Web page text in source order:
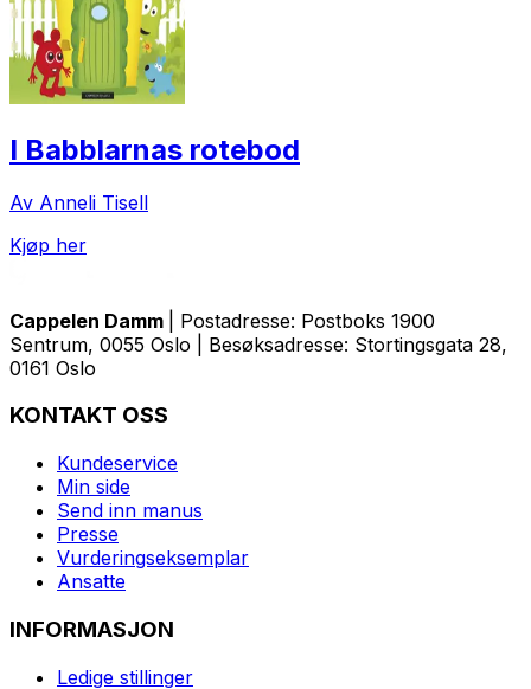
I Babblarnas rotebod
Av Anneli Tisell
Kjøp her
Cappelen Damm
| Postadresse: Postboks 1900
Sentrum, 0055 Oslo | Besøksadresse: Stortingsgata 28,
0161 Oslo
KONTAKT OSS
Kundeservice
Min side
Send inn manus
Presse
Vurderingseksemplar
Ansatte
INFORMASJON
Ledige stillinger